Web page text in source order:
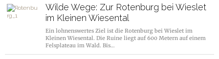
Wilde Wege: Zur Rotenburg bei Wieslet
im Kleinen Wiesental
Ein lohnenswertes Ziel ist die Rotenburg bei Wieslet im
Kleinen Wiesental. Die Ruine liegt auf 600 Metern auf einem
Felsplateau im Wald. Bis…